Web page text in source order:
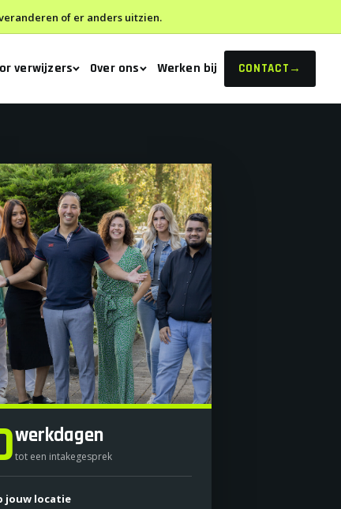
of er anders uitzien.
verwijzers Over ons Werken bij CONTACT →
werkdagen
tot een intakegesprek
jouw locatie